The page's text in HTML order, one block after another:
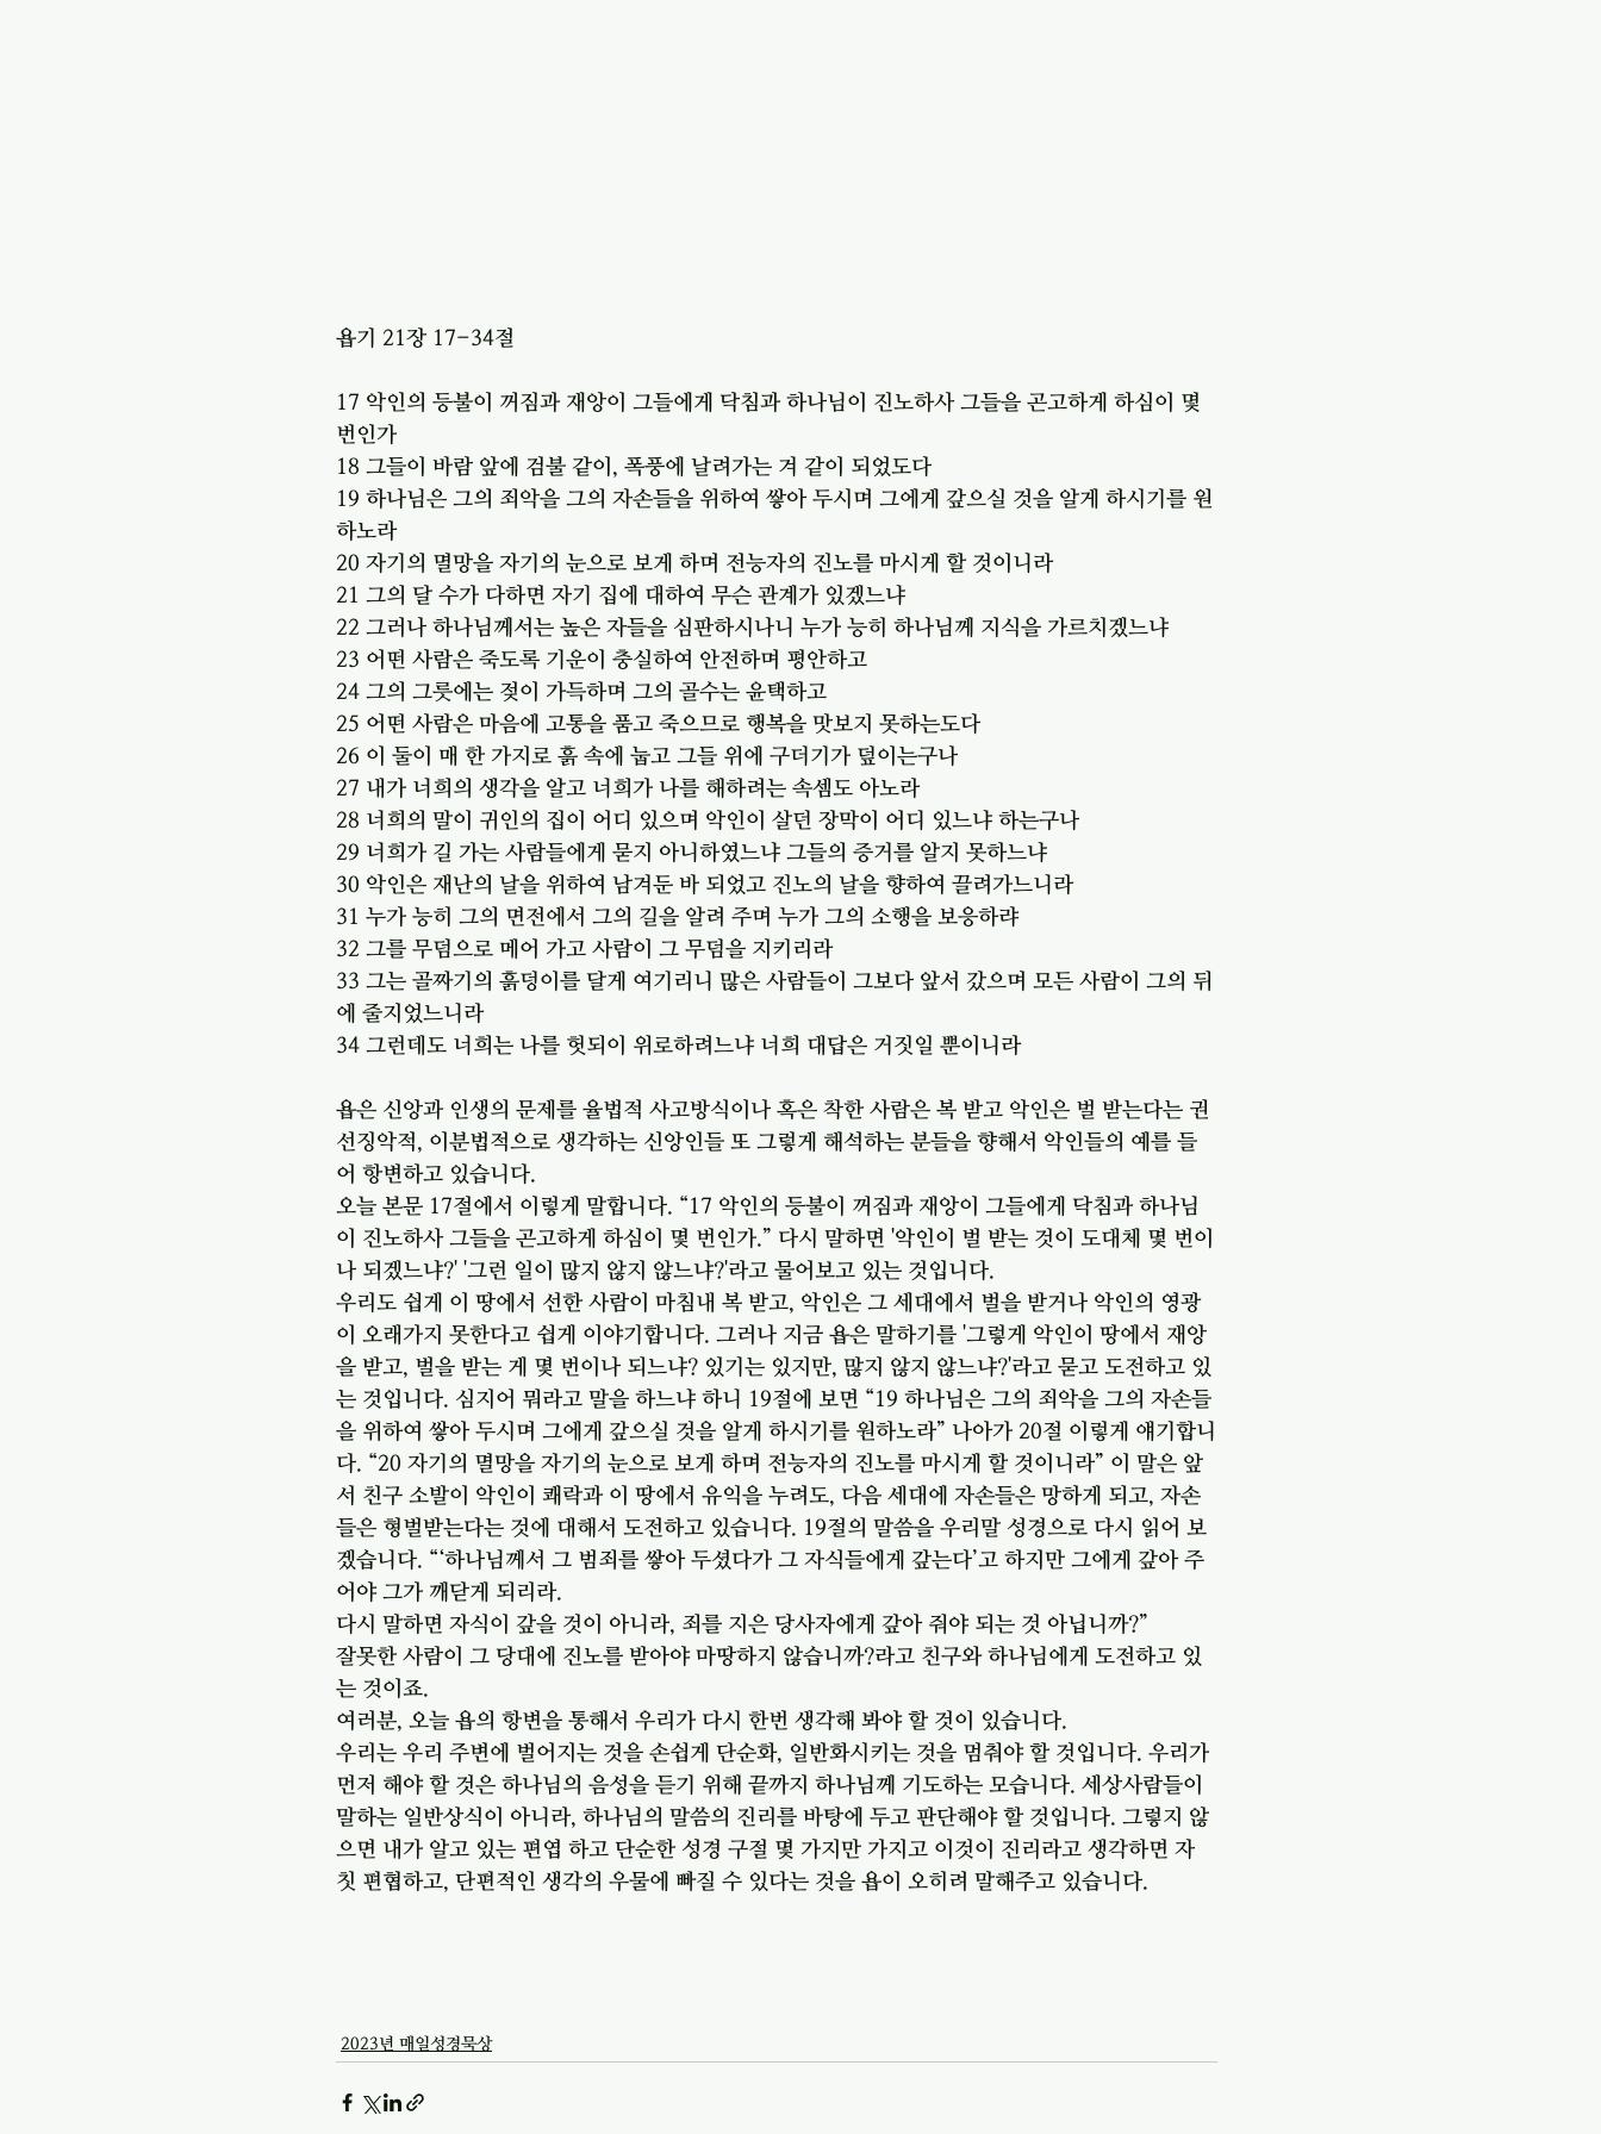
욥기 21장 17-34절
17 악인의 등불이 꺼짐과 재앙이 그들에게 닥침과 하나님이 진노하사 그들을 곤고하게 하심이 몇
번인가
18 그들이 바람 앞에 검불 같이, 폭풍에 날려가는 겨 같이 되었도다
19 하나님은 그의 죄악을 그의 자손들을 위하여 쌓아 두시며 그에게 갚으실 것을 알게 하시기를 원
하노라
20 자기의 멸망을 자기의 눈으로 보게 하며 전능자의 진노를 마시게 할 것이니라
21 그의 달 수가 다하면 자기 집에 대하여 무슨 관계가 있겠느냐
22 그러나 하나님께서는 높은 자들을 심판하시나니 누가 능히 하나님께 지식을 가르치겠느냐
23 어떤 사람은 죽도록 기운이 충실하여 안전하며 평안하고
24 그의 그릇에는 젖이 가득하며 그의 골수는 윤택하고
25 어떤 사람은 마음에 고통을 품고 죽으므로 행복을 맛보지 못하는도다
26 이 둘이 매 한 가지로 흙 속에 눕고 그들 위에 구더기가 덮이는구나
27 내가 너희의 생각을 알고 너희가 나를 해하려는 속셈도 아노라
28 너희의 말이 귀인의 집이 어디 있으며 악인이 살던 장막이 어디 있느냐 하는구나
29 너희가 길 가는 사람들에게 묻지 아니하였느냐 그들의 증거를 알지 못하느냐
30 악인은 재난의 날을 위하여 남겨둔 바 되었고 진노의 날을 향하여 끌려가느니라
31 누가 능히 그의 면전에서 그의 길을 알려 주며 누가 그의 소행을 보응하랴
32 그를 무덤으로 메어 가고 사람이 그 무덤을 지키리라
33 그는 골짜기의 흙덩이를 달게 여기리니 많은 사람들이 그보다 앞서 갔으며 모든 사람이 그의 뒤
에 줄지었느니라
34 그런데도 너희는 나를 헛되이 위로하려느냐 너희 대답은 거짓일 뿐이니라
욥은 신앙과 인생의 문제를 율법적 사고방식이나 혹은 착한 사람은 복 받고 악인은 벌 받는다는 권
선징악적, 이분법적으로 생각하는 신앙인들 또 그렇게 해석하는 분들을 향해서 악인들의 예를 들
어 항변하고 있습니다.
오늘 본문 17절에서 이렇게 말합니다. “17 악인의 등불이 꺼짐과 재앙이 그들에게 닥침과 하나님
이 진노하사 그들을 곤고하게 하심이 몇 번인가.” 다시 말하면 '악인이 벌 받는 것이 도대체 몇 번이
나 되겠느냐?' '그런 일이 많지 않지 않느냐?'라고 물어보고 있는 것입니다.
우리도 쉽게 이 땅에서 선한 사람이 마침내 복 받고, 악인은 그 세대에서 벌을 받거나 악인의 영광
이 오래가지 못한다고 쉽게 이야기합니다. 그러나 지금 욥은 말하기를 '그렇게 악인이 땅에서 재앙
을 받고, 벌을 받는 게 몇 번이나 되느냐? 있기는 있지만, 많지 않지 않느냐?'라고 묻고 도전하고 있
는 것입니다. 심지어 뭐라고 말을 하느냐 하니 19절에 보면 “19 하나님은 그의 죄악을 그의 자손들
을 위하여 쌓아 두시며 그에게 갚으실 것을 알게 하시기를 원하노라” 나아가 20절 이렇게 얘기합니
다. “20 자기의 멸망을 자기의 눈으로 보게 하며 전능자의 진노를 마시게 할 것이니라” 이 말은 앞
서 친구 소발이 악인이 쾌락과 이 땅에서 유익을 누려도, 다음 세대에 자손들은 망하게 되고, 자손
들은 형벌받는다는 것에 대해서 도전하고 있습니다. 19절의 말씀을 우리말 성경으로 다시 읽어 보
겠습니다. “‘하나님께서 그 범죄를 쌓아 두셨다가 그 자식들에게 갚는다’고 하지만 그에게 갚아 주
어야 그가 깨닫게 되리라.
다시 말하면 자식이 갚을 것이 아니라, 죄를 지은 당사자에게 갚아 줘야 되는 것 아닙니까?”
잘못한 사람이 그 당대에 진노를 받아야 마땅하지 않습니까?라고 친구와 하나님에게 도전하고 있
는 것이죠.
여러분, 오늘 욥의 항변을 통해서 우리가 다시 한번 생각해 봐야 할 것이 있습니다.
우리는 우리 주변에 벌어지는 것을 손쉽게 단순화, 일반화시키는 것을 멈춰야 할 것입니다. 우리가
먼저 해야 할 것은 하나님의 음성을 듣기 위해 끝까지 하나님께 기도하는 모습니다. 세상사람들이
말하는 일반상식이 아니라, 하나님의 말씀의 진리를 바탕에 두고 판단해야 할 것입니다. 그렇지 않
으면 내가 알고 있는 편엽 하고 단순한 성경 구절 몇 가지만 가지고 이것이 진리라고 생각하면 자
칫 편협하고, 단편적인 생각의 우물에 빠질 수 있다는 것을 욥이 오히려 말해주고 있습니다.
2023년 매일성경묵상